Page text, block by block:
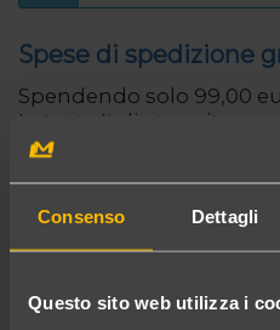
Consenso Dettagli
Questo sito web utilizza i
Spese di spedizione
Spendendo solo 99,00
In tutta Italia tramite
...potrebbe interessarti